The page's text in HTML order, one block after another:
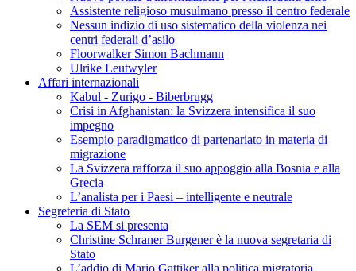
Assistente religioso musulmano presso il centro federale
Nessun indizio di uso sistematico della violenza nei
centri federali d’asilo
Floorwalker Simon Bachmann
Ulrike Leutwyler
Affari internazionali
Kabul - Zurigo - Biberbrugg
Crisi in Afghanistan: la Svizzera intensifica il suo
impegno
Esempio paradigmatico di partenariato in materia di
migrazione
La Svizzera rafforza il suo appoggio alla Bosnia e alla
Grecia
L’analista per i Paesi – intelligente e neutrale
Segreteria di Stato
La SEM si presenta
Christine Schraner Burgener è la nuova segretaria di
Stato
L’addio di Mario Gattiker alla politica migratoria